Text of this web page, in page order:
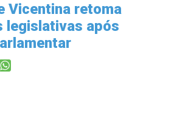
Vicentina retoma
legislativas após